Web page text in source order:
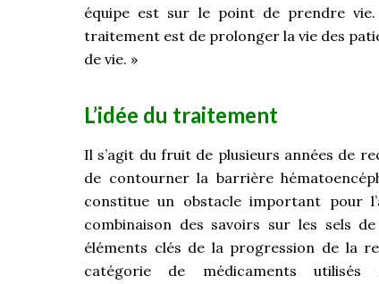
équipe est sur le point de prendre
traitement est de prolonger la vie des
de vie. »
L’idée du traitement
Il s’agit du fruit de plusieurs années de
de contourner la barrière
constitue un obstacle important pour
combinaison des savoirs sur les sels
éléments clés de la progression de la
catégorie de médicaments